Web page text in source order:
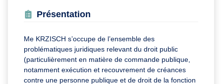
Présentation
Me KRZISCH s’occupe de l’ensemble des
problématiques juridiques relevant du droit public
(particulièrement en matière de commande publique,
notamment exécution et recouvrement de créances
contre une personne publique et de droit de la fonction